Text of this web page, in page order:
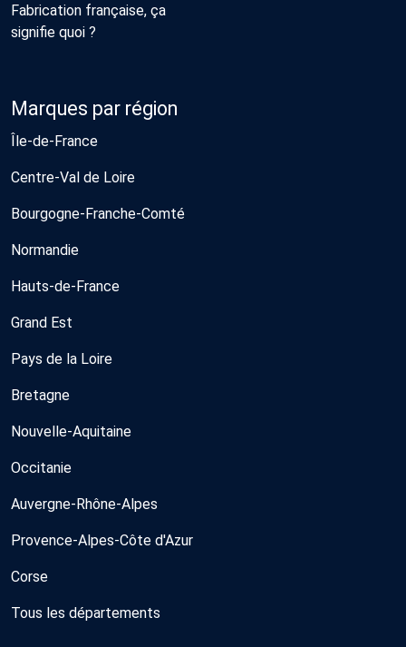
Fabrication française, ça
signifie quoi ?
Marques par région
Île-de-France
Centre-Val de Loire
Bourgogne-Franche-Comté
Normandie
Hauts-de-France
Grand Est
Pays de la Loire
Bretagne
Nouvelle-Aquitaine
Occitanie
Auvergne-Rhône-Alpes
Provence-Alpes-Côte d'Azur
Corse
Tous les départements